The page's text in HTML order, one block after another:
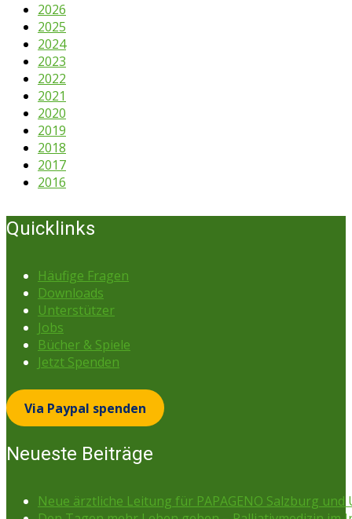
2026
2025
2024
2023
2022
2021
2020
2019
2018
2017
2016
Quicklinks
Häufige Fragen
Downloads
Unterstützer
Jobs
Bücher & Spiele
Jetzt Spenden
Via Paypal spenden
Neueste Beiträge
Neue ärztliche Leitung für PAPAGENO Salzburg und